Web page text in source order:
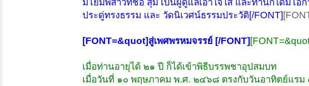
มีโยมพี่สาวที่ชื่อ สุ่ม เป็นผู้ดูแลเอาใจใส่ และท่านก็ได้มีโอ
ประดู่ทรงธรรม และ วัดนิเวศน์ธรรมประวัติ[/FONT]
[FONT=&quot]สู่เพศพรหมจรรย์ [/FONT]
เมื่อท่านอายุได้ ๒๑ ปี ก็ได้เข้าพิธีบรรพชาอุปสมบท
เมื่อวันที่ ๑๐ พฤษภาคม พ.ศ. ๒๔๖๘ ตรงกับวันอาทิตย์แรม